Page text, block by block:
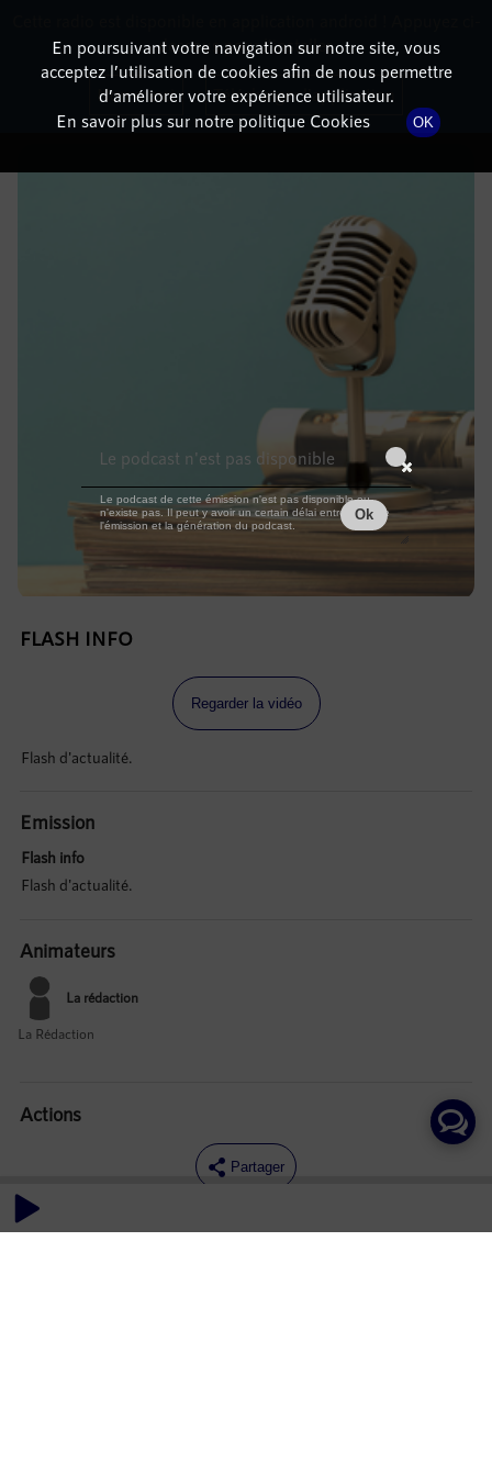
DÉTAILS DE L'ÉPISODE
21 décembre 2021à 14h59, durée : Invalid date
FLASH INFO
Regarder la vidéo
Flash d'actualité.
Emission
Flash info
Flash d'actualité.
Animateurs
La rédaction
La Rédaction
Actions
Partager
Commentaires
En poursuivant votre navigation sur notre site, vous
acceptez l’utilisation de cookies afin de nous permettre
d’améliorer votre expérience utilisateur.
En savoir plus sur notre politique Cookies
OK
dessous pour l'installer.
Non merci Télécharger l'application
Le podcast n'est pas disponible
Le podcast de cette émission n'est pas disponible ou
n'existe pas. Il peut y avoir un certain délai entre la fin de
l'émission et la génération du podcast.
Ok